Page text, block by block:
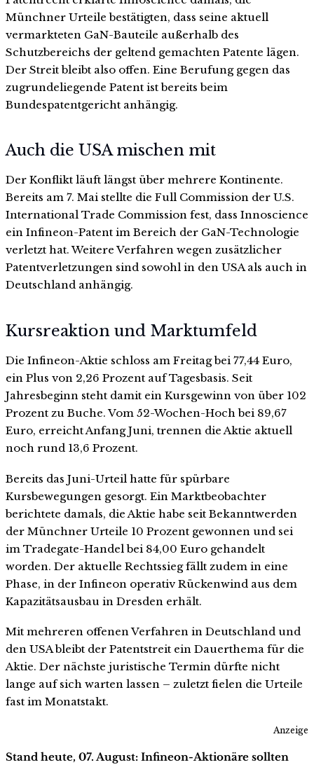
Münchner Urteile bestätigten, dass seine aktuell
vermarkteten GaN-Bauteile außerhalb des
Schutzbereichs der geltend gemachten Patente lägen.
Der Streit bleibt also offen. Eine Berufung gegen das
zugrundeliegende Patent ist bereits beim
Bundespatentgericht anhängig.
Auch die USA mischen mit
Der Konflikt läuft längst über mehrere Kontinente.
Bereits am 7. Mai stellte die Full Commission der U.S.
International Trade Commission fest, dass Innoscience
ein Infineon-Patent im Bereich der GaN-Technologie
verletzt hat. Weitere Verfahren wegen zusätzlicher
Patentverletzungen sind sowohl in den USA als auch in
Deutschland anhängig.
Kursreaktion und Marktumfeld
Die Infineon-Aktie schloss am Freitag bei 77,44 Euro,
ein Plus von 2,26 Prozent auf Tagesbasis. Seit
Jahresbeginn steht damit ein Kursgewinn von über 102
Prozent zu Buche. Vom 52-Wochen-Hoch bei 89,67
Euro, erreicht Anfang Juni, trennen die Aktie aktuell
noch rund 13,6 Prozent.
Bereits das Juni-Urteil hatte für spürbare
Kursbewegungen gesorgt. Ein Marktbeobachter
berichtete damals, die Aktie habe seit Bekanntwerden
der Münchner Urteile 10 Prozent gewonnen und sei
im Tradegate-Handel bei 84,00 Euro gehandelt
worden. Der aktuelle Rechtssieg fällt zudem in eine
Phase, in der Infineon operativ Rückenwind aus dem
Kapazitätsausbau in Dresden erhält.
Mit mehreren offenen Verfahren in Deutschland und
den USA bleibt der Patentstreit ein Dauerthema für die
Aktie. Der nächste juristische Termin dürfte nicht
lange auf sich warten lassen – zuletzt fielen die Urteile
fast im Monatstakt.
Anzeige
Stand heute, 07. August: Infineon-Aktionäre sollten